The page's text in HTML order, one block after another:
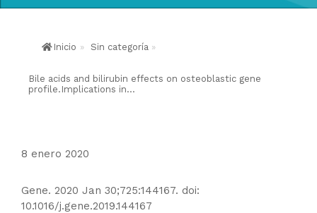
Inicio » Sin categoría »
Bile acids and bilirubin effects on osteoblastic gene
profile.Implications in...
8 enero 2020
Gene. 2020 Jan 30;725:144167. doi:
10.1016/j.gene.2019.144167